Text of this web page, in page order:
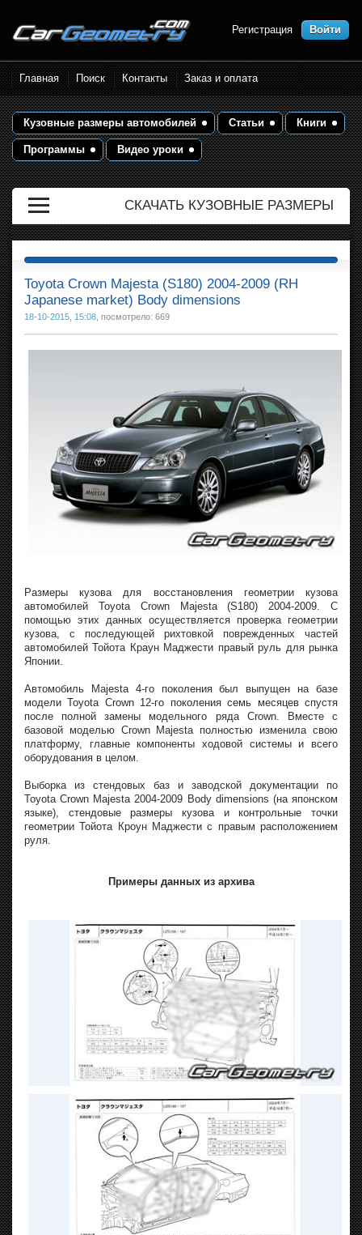
Размеры кузова автомобилей.
Контрольные точки и кузовные
размеры. Геометрия кузова
Регистрация Войти
Главная Поиск Контакты Заказ и оплата
Кузовные размеры автомобилей Статьи Книги
Программы Видео уроки
СКАЧАТЬ КУЗОВНЫЕ РАЗМЕРЫ
Toyota Crown Majesta (S180) 2004-2009 (RH
Japanese market) Body dimensions
18-10-2015, 15:08 , посмотрело: 669
Размеры кузова для восстановления геометрии кузова
автомобилей Toyota Crown Majesta (S180) 2004-2009. С
помощью этих данных осуществляется проверка геометрии
кузова, с последующей рихтовкой поврежденных частей
автомобилей Тойота Краун Маджести правый руль для рынка
Японии.
Автомобиль Majesta 4-го поколения был выпущен на базе
модели Toyota Crown 12-го поколения семь месяцев спустя
после полной замены модельного ряда Crown. Вместе с
базовой моделью Crown Majesta полностью изменила свою
платформу, главные компоненты ходовой системы и всего
оборудования в целом.
Выборка из стендовых баз и заводской документации по
Toyota Crown Majesta 2004-2009 Body dimensions (на японском
языке), стендовые размеры кузова и контрольные точки
геометрии Тойота Кроун Маджести с правым расположением
руля.
Примеры данных из архива